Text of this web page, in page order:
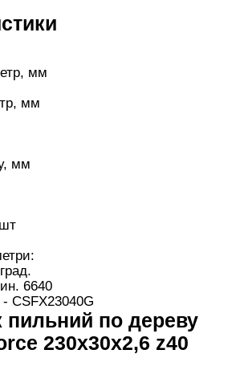
мм
мм
мм
6640
CSFX23040G
пильний по дереву
230х30х2,6 z40